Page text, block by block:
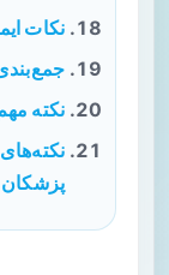
نکات
نکته
پزشکان